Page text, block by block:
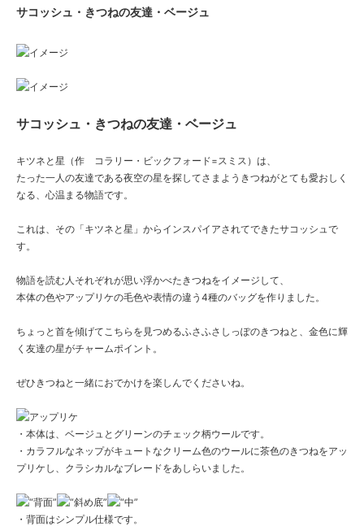
サコッシュ・きつねの友達・ベージュ
サコッシュ・きつねの友達・ベージュ
キツネと星（作 コラリー・ビックフォード=スミス）は、
たった一人の友達である夜空の星を探してさまようきつねがとても愛おしく
なる、心温まる物語です。
これは、その「キツネと星」からインスパイアされてできたサコッシュで
す。
物語を読む人それぞれが思い浮かべたきつねをイメージして、
本体の色やアップリケの毛色や表情の違う4種のバッグを作りました。
ちょっと首を傾げてこちらを見つめるふさふさしっぽのきつねと、金色に輝
く友達の星がチャームポイント。
ぜひきつねと一緒におでかけを楽しんでくださいね。
・本体は、ベージュとグリーンのチェック柄ウールです。
・カラフルなネップがキュートなクリーム色のウールに茶色のきつねをアッ
プリケし、クラシカルなブレードをあしらいました。
・背面はシンプル仕様です。